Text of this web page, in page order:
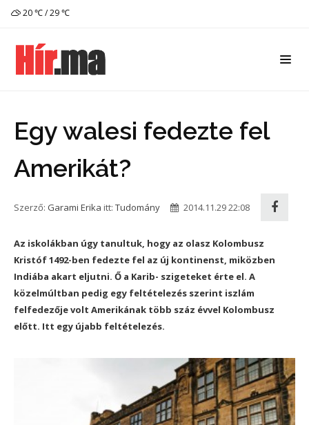
20 ℃ / 29 ℃
Egy walesi fedezte fel
Amerikát?
Szerző: Garami Erika itt: Tudomány 2014.11.29 22:08
Az iskolákban úgy tanultuk, hogy az olasz Kolombusz
Kristóf 1492-ben fedezte fel az új kontinenst, miközben
Indiába akart eljutni. Ő a Karib- szigeteket érte el. A
közelmúltban pedig egy feltételezés szerint iszlám
felfedezője volt Amerikának több száz évvel Kolombusz
előtt. Itt egy újabb feltételezés.